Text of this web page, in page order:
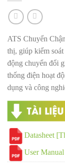
ATS Chuyển
thị, giúp kiểm
động chuyển đổi
thống điện hoạt
dụng và công
Datasheet
User